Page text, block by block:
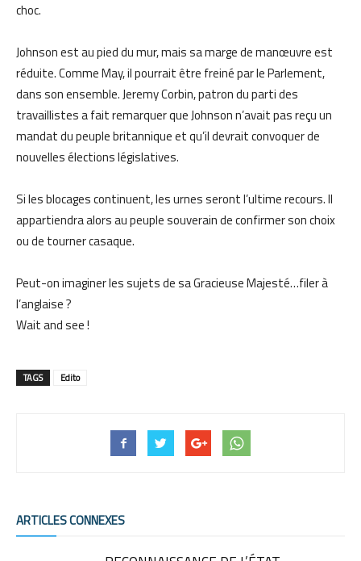
choc.
Johnson est au pied du mur, mais sa marge de manœuvre est
réduite. Comme May, il pourrait être freiné par le Parlement,
dans son ensemble. Jeremy Corbin, patron du parti des
travaillistes a fait remarquer que Johnson n’avait pas reçu un
mandat du peuple britannique et qu’il devrait convoquer de
nouvelles élections législatives.
Si les blocages continuent, les urnes seront l’ultime recours. Il
appartiendra alors au peuple souverain de confirmer son choix
ou de tourner casaque.
Peut-on imaginer les sujets de sa Gracieuse Majesté…filer à
l’anglaise ?
Wait and see !
TAGS Edito
ARTICLES CONNEXES